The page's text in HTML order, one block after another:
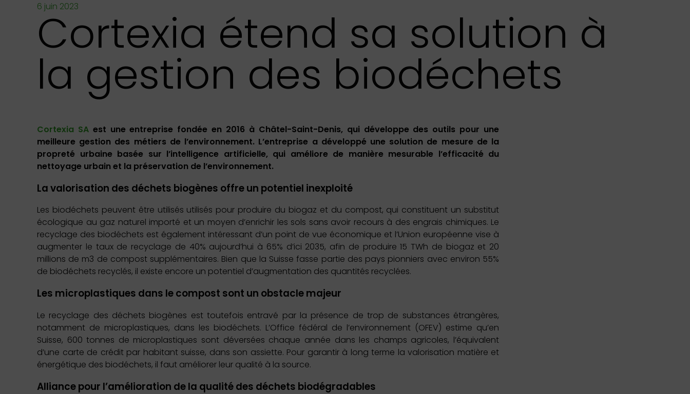
6 juin 2023
Cortexia étend sa solution à
la gestion des biodéchets
Cortexia SAest une entreprise fondée en 2016 à Châtel-Saint-Denis, qui développe des outils pour une
meilleure gestion des métiers de l’environnement. L’entreprise a développé une solution de mesure de la
propreté urbaine basée sur l’intelligence artificielle, qui améliore de manière mesurable l’efficacité du
nettoyage urbain et la préservation de l’environnement.
La valorisation des déchets biogènes offre un potentiel inexploité
Les biodéchets peuvent être utilisés utilisés pour produire du biogaz et du compost, qui constituent un substitut
écologique au gaz naturel importé et un moyen d’enrichir les sols sans avoir recours à des engrais chimiques. Le
recyclage des biodéchets est également intéressant d’un point de vue économique et l’Union européenne vise à
augmenter le taux de recyclage de 40% aujourd’hui à 65% d’ici 2035, afin de produire 15 TWh de biogaz et 20
millions de m3 de compost supplémentaires. Bien que la Suisse fasse partie des pays pionniers avec environ 55%
de biodéchets recyclés, il existe encore un potentiel d’augmentation des quantités recyclées.
Les microplastiques dans le compost sont un obstacle majeur
Le recyclage des déchets biogènes est toutefois entravé par la présence de trop de substances étrangères,
notamment de microplastiques, dans les biodéchets. L’Office fédéral de l’environnement (OFEV) estime qu’en
Suisse, 600 tonnes de microplastiques sont déversées chaque année dans les champs agricoles, l’équivalent
d’une carte de crédit par habitant suisse, dans son assiette. Pour garantir à long terme la valorisation matière et
énergétique des biodéchets, il faut améliorer leur qualité à la source.
Alliance pour l’amélioration de la qualité des déchets biodégradables